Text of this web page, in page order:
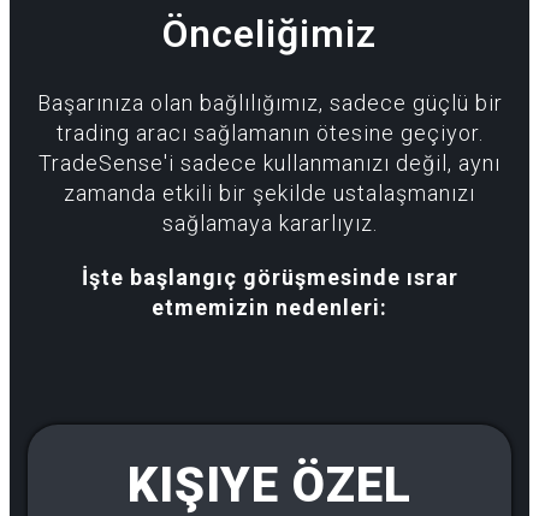
Önceliğimiz
Başarınıza olan bağlılığımız, sadece güçlü bir
trading aracı sağlamanın ötesine geçiyor.
TradeSense'i sadece kullanmanızı değil, aynı
zamanda etkili bir şekilde ustalaşmanızı
sağlamaya kararlıyız.
İşte başlangıç görüşmesinde ısrar
etmemizin nedenleri:
KIŞIYE ÖZEL